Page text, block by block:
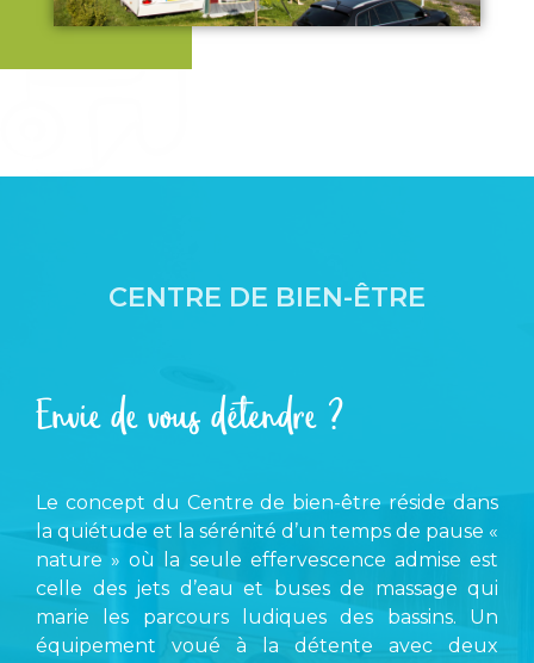
CENTRE DE BIEN-ÊTRE
Envie de vous détendre ?
Le concept du Centre de bien-être réside dans
la quiétude et la sérénité d’un temps de pause «
nature » où la seule effervescence admise est
celle des jets d’eau et buses de massage qui
marie les parcours ludiques des bassins. Un
équipement voué à la détente avec deux